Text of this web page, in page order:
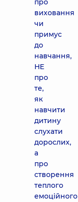
про
виховання
чи
примус
до
навчання,
НЕ
про
те,
як
навчити
дитину
слухати
дорослих,
а
про
створення
теплого
емоційного